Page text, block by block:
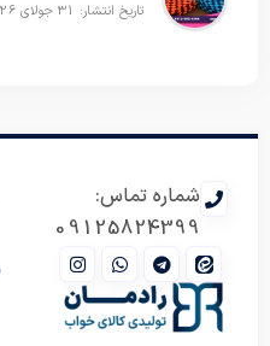
تاریخ انتشار: 31 جولای 2026
شماره تماس:
09125824399